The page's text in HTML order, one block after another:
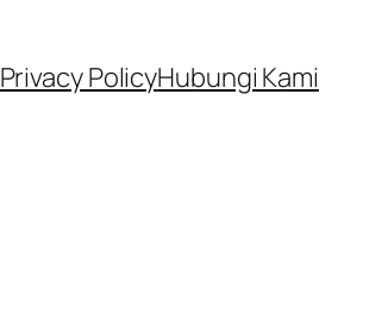
Privacy PolicyHubungi Kami